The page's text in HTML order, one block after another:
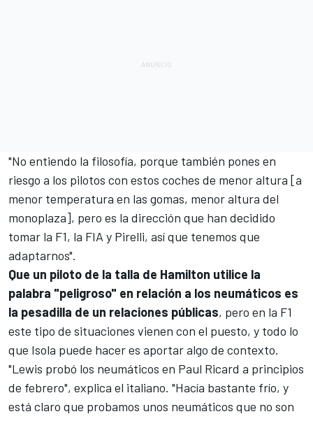
"No entiendo la filosofía, porque también pones en
riesgo a los pilotos con estos coches de menor altura [a
menor temperatura en las gomas, menor altura del
monoplaza], pero es la dirección que han decidido
tomar la F1, la FIA y Pirelli, así que tenemos que
adaptarnos".
Que un piloto de la talla de Hamilton utilice la
palabra "peligroso" en relación a los neumáticos es
la pesadilla de un relaciones públicas, pero en la F1
este tipo de situaciones vienen con el puesto, y todo lo
que Isola puede hacer es aportar algo de contexto.
"Lewis probó los neumáticos en Paul Ricard a principios
de febrero", explica el italiano. "Hacía bastante frío, y
está claro que probamos unos neumáticos que no son